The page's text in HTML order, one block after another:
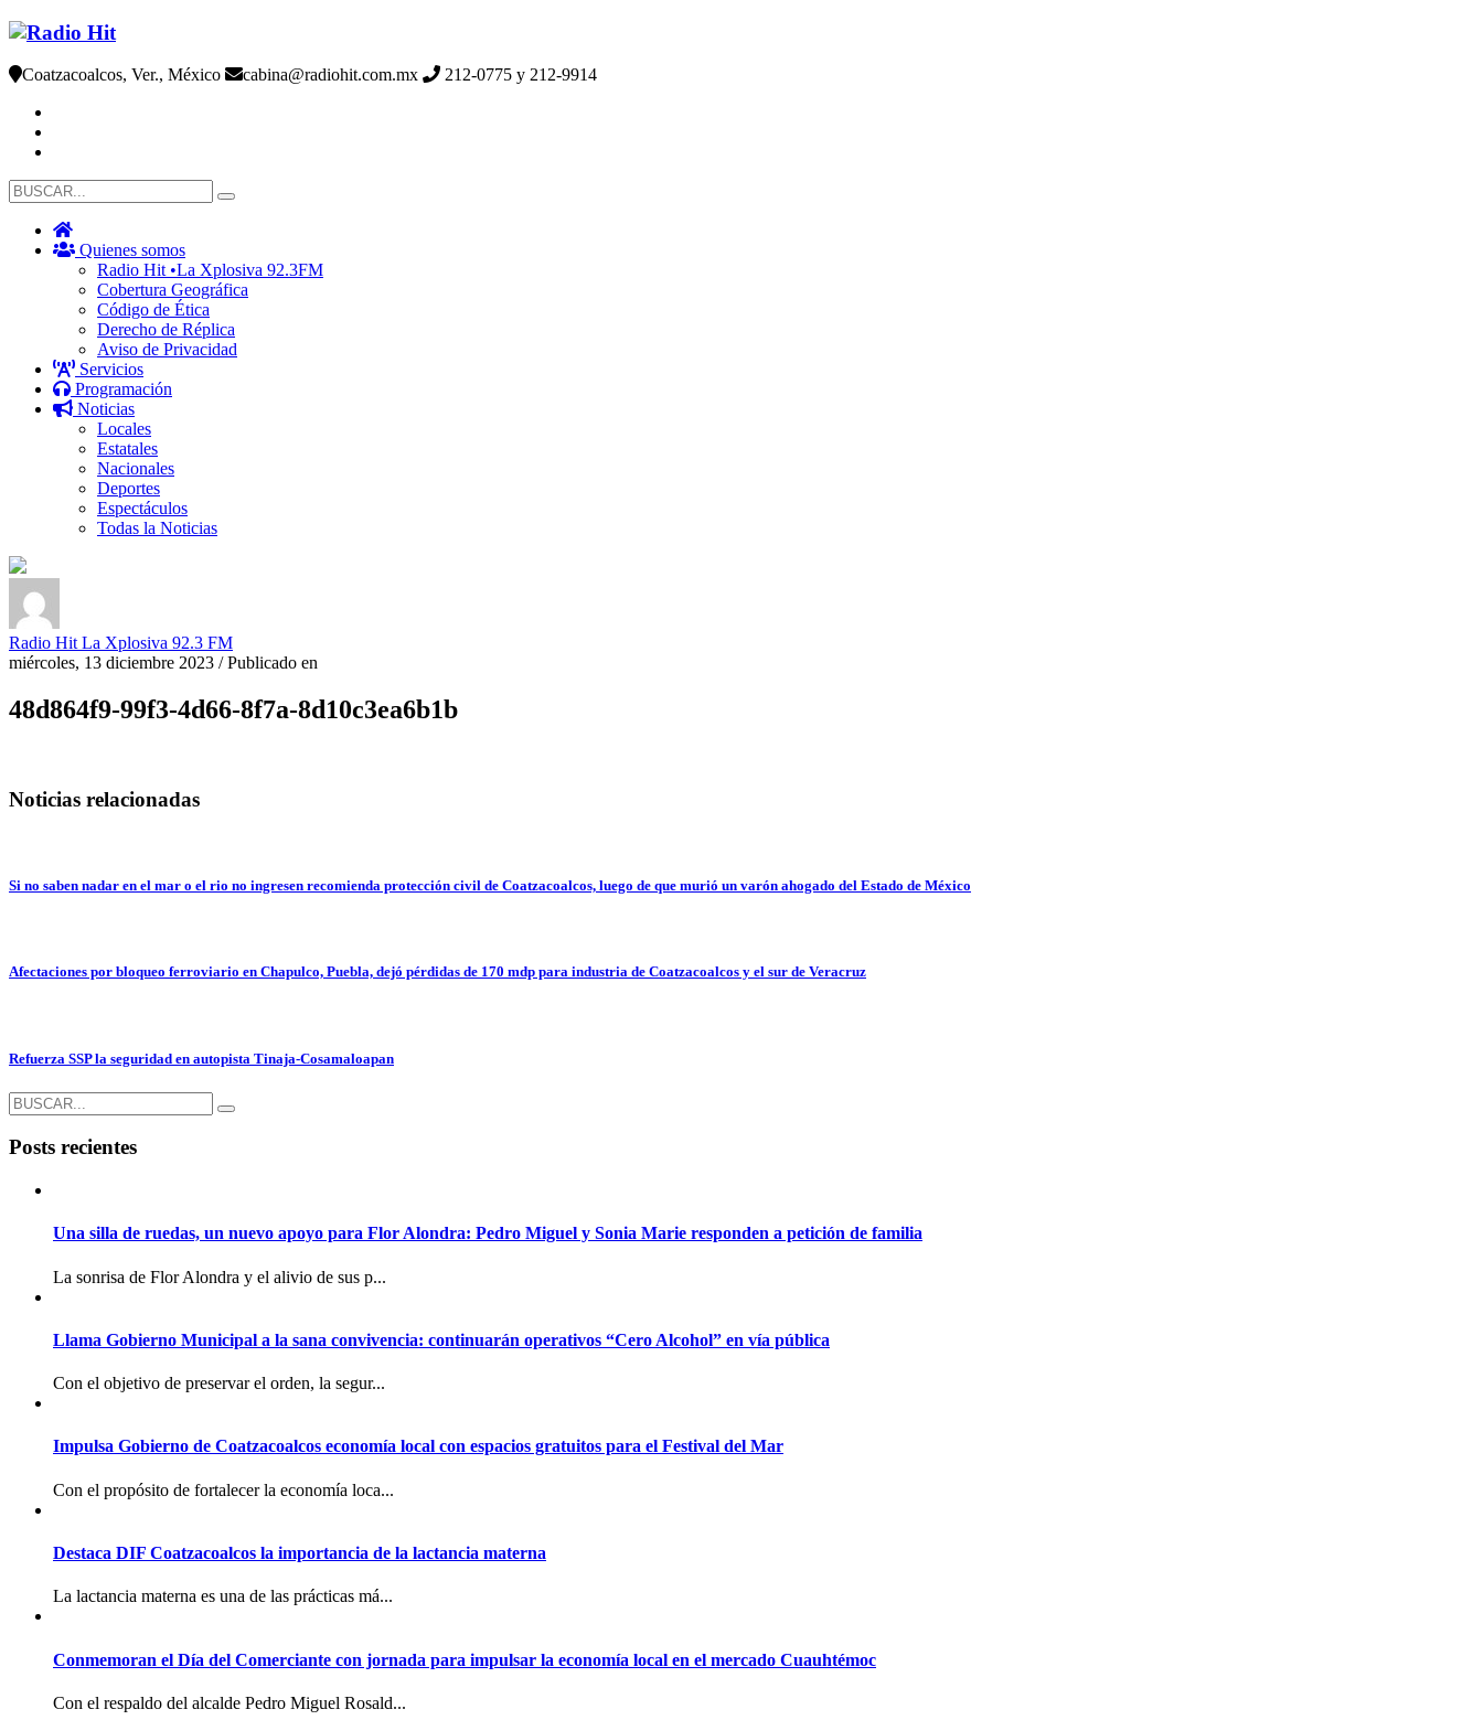
Coatzacoalcos, Ver., México cabina@radiohit.com.mx 212-0775 y 212-9914
Quienes somos
Radio Hit •La Xplosiva 92.3FM
Cobertura Geográfica
Código de Ética
Derecho de Réplica
Aviso de Privacidad
Servicios
Programación
Noticias
Locales
Estatales
Nacionales
Deportes
Espectáculos
Todas la Noticias
Radio Hit La Xplosiva 92.3 FM
miércoles, 13 diciembre 2023 /Publicado en
48d864f9-99f3-4d66-8f7a-8d10c3ea6b1b
Noticias relacionadas
Si no saben nadar en el mar o el rio no ingresen recomienda protección civil de Coatzacoalcos, luego de que murió un varón ahogado del Estado de México
Afectaciones por bloqueo ferroviario en Chapulco, Puebla, dejó pérdidas de 170 mdp para industria de Coatzacoalcos y el sur de Veracruz
Refuerza SSP la seguridad en autopista Tinaja-Cosamaloapan
Posts recientes
Una silla de ruedas, un nuevo apoyo para Flor Alondra: Pedro Miguel y Sonia Marie responden a petición de familia
La sonrisa de Flor Alondra y el alivio de sus p...
Llama Gobierno Municipal a la sana convivencia: continuarán operativos “Cero Alcohol” en vía pública
Con el objetivo de preservar el orden, la segur...
Impulsa Gobierno de Coatzacoalcos economía local con espacios gratuitos para el Festival del Mar
Con el propósito de fortalecer la economía loca...
Destaca DIF Coatzacoalcos la importancia de la lactancia materna
La lactancia materna es una de las prácticas má...
Conmemoran el Día del Comerciante con jornada para impulsar la economía local en el mercado Cuauhtémoc
Con el respaldo del alcalde Pedro Miguel Rosald...